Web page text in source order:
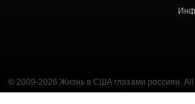
© 2009-2026 Жизнь в США глазами россиян. All